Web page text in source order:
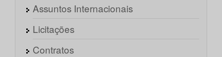
Assuntos Internacionais
Licitações
Contratos